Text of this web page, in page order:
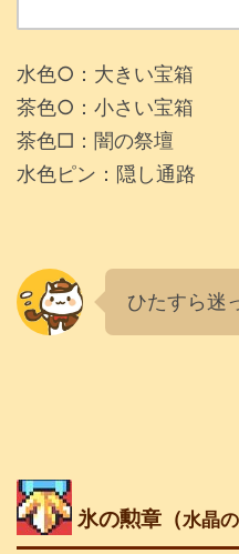
水色○：大きい宝箱
茶色○：小さい宝箱
茶色□：闇の祭壇
水色ピン：隠し通路
ひたすら迷
氷の勲章（水晶